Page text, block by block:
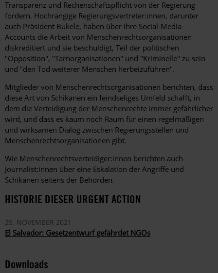
Transparenz und Rechenschaftspflicht von der Regierung
fordern. Hochrangige Regierungsvertreter:innen, darunter
auch Präsident Bukele, haben über ihre Social-Media-
Accounts die Arbeit von Menschenrechtsorganisationen
diskreditiert und sie beschuldigt, Teil der politischen
"Opposition", "Tarnorganisationen" und "Kriminelle" zu sein
und "den Tod weiterer Menschen herbeizuführen".
Mitglieder von Menschenrechtsorganisationen berichten, dass
diese Art von Schikanen ein feindseliges Umfeld schafft, in
dem die Verteidigung der Menschenrechte immer gefährlicher
wird, und dass es kaum noch Raum für einen regelmäßigen
und wirksamen Dialog zwischen Regierungsstellen und
Menschenrechtsorganisationen gibt.
Wie Menschenrechtsverteidiger:innen berichten auch
Journalist:innen über eine Eskalation der Angriffe und
Schikanen seitens der Behörden.
HISTORIE DIESER URGENT ACTION
25. NOVEMBER 2021
El Salvador: Gesetzentwurf gefährdet NGOs
Downloads